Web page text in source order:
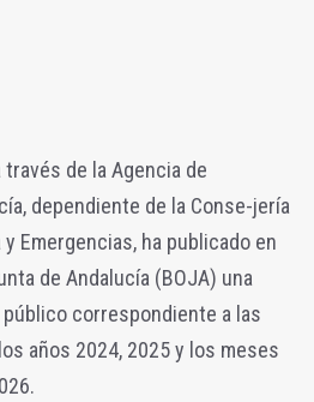
través de la Agencia de
dependiente de la Conse-jería
Emergencias, ha publicado en
de Andalucía (BOJA) una
correspondiente a las
años 2024, 2025 y los meses